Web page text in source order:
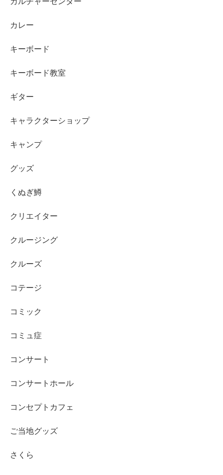
カレー
キーボード
キーボード教室
ギター
キャラクターショップ
キャンプ
グッズ
くぬぎ鱒
クリエイター
クルージング
クルーズ
コテージ
コミック
コミュ症
コンサート
コンサートホール
コンセプトカフェ
ご当地グッズ
さくら